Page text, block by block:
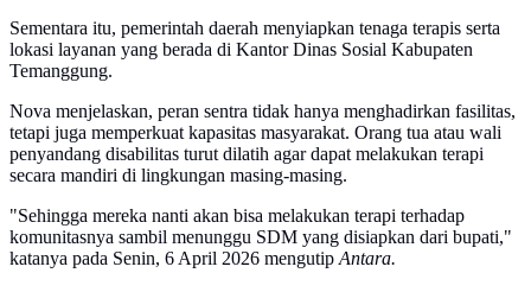
Sementara itu, pemerintah daerah menyiapkan tenaga terapis serta
lokasi layanan yang berada di Kantor Dinas Sosial Kabupaten
Temanggung.
Nova menjelaskan, peran sentra tidak hanya menghadirkan fasilitas,
tetapi juga memperkuat kapasitas masyarakat. Orang tua atau wali
penyandang disabilitas turut dilatih agar dapat melakukan terapi
secara mandiri di lingkungan masing-masing.
"Sehingga mereka nanti akan bisa melakukan terapi terhadap
komunitasnya sambil menunggu SDM yang disiapkan dari bupati,"
katanya pada Senin, 6 April 2026 mengutipAntara.